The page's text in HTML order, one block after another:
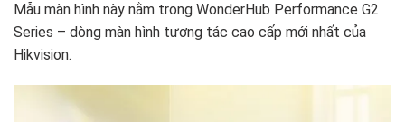
Mẫu màn hình này nằm trong WonderHub Performance G2
Series – dòng màn hình tương tác cao cấp mới nhất của
Hikvision.